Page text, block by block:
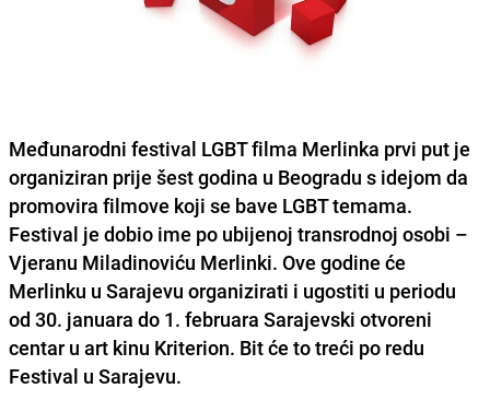
Međunarodni festival LGBT filma Merlinka prvi put je
organiziran prije šest godina u Beogradu s idejom da
promovira filmove koji se bave LGBT temama.
Festival je dobio ime po ubijenoj transrodnoj osobi –
Vjeranu Miladinoviću Merlinki. Ove godine će
Merlinku u Sarajevu organizirati i ugostiti u periodu
od 30. januara do 1. februara Sarajevski otvoreni
centar u art kinu Kriterion. Bit će to treći po redu
Festival u Sarajevu.